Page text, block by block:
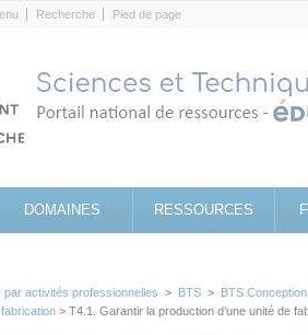
Recherche Pied de page
DOMAINES RESSOURCES
par activités professionnelles > BTS > BTS
fabrication > T4.1. Garantir la production d’une unité de